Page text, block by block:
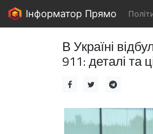
Інформатор Прямо
В Україні
911: деталі та